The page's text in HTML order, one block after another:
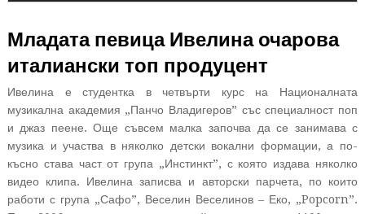
Младата певица Ивелина очарова
италиански топ продуцент
Ивелина е студентка в четвърти курс на Националната
музикална академия „Панчо Владигеров” със специалност поп
и джаз пеене. Още съвсем малка започва да се занимава с
музика и участва в няколко детски вокални формации, а по-
късно става част от група „Инстинкт”, с която издава няколко
видео клипа. Ивелина записва и авторски парчета, по които
работи с група „Сафо”, Веселин Веселинов – Еко, „Popcorn”.